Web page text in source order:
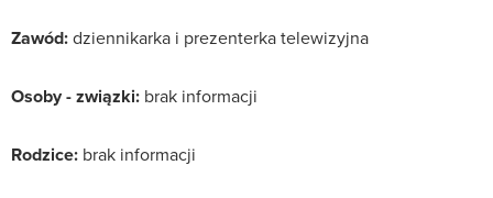
Zawód:dziennikarka i prezenterka telewizyjna
Osoby - związki: brak informacji
Rodzice: brak informacji